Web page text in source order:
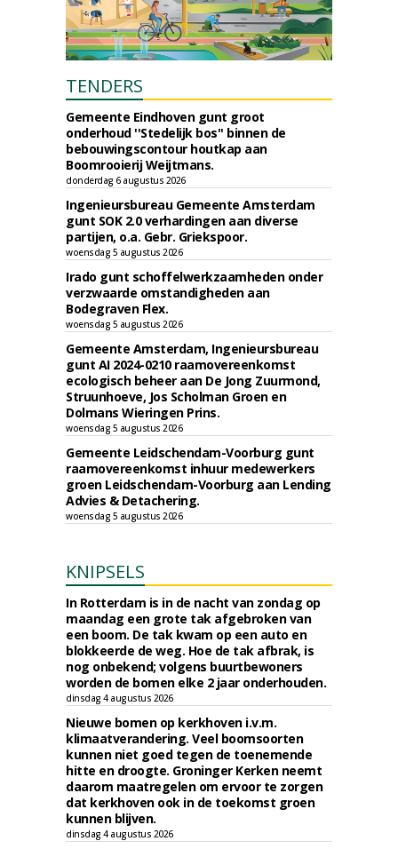
TENDERS
Gemeente Eindhoven gunt groot
onderhoud ''Stedelijk bos'' binnen de
bebouwingscontour houtkap aan
Boomrooierij Weijtmans.
donderdag 6 augustus 2026
Ingenieursbureau Gemeente Amsterdam
gunt SOK 2.0 verhardingen aan diverse
partijen, o.a. Gebr. Griekspoor.
woensdag 5 augustus 2026
Irado gunt schoffelwerkzaamheden onder
verzwaarde omstandigheden aan
Bodegraven Flex.
woensdag 5 augustus 2026
Gemeente Amsterdam, Ingenieursbureau
gunt AI 2024-0210 raamovereenkomst
ecologisch beheer aan De Jong Zuurmond,
Struunhoeve, Jos Scholman Groen en
Dolmans Wieringen Prins.
woensdag 5 augustus 2026
Gemeente Leidschendam-Voorburg gunt
raamovereenkomst inhuur medewerkers
groen Leidschendam-Voorburg aan Lending
Advies & Detachering.
woensdag 5 augustus 2026
KNIPSELS
In Rotterdam is in de nacht van zondag op
maandag een grote tak afgebroken van
een boom. De tak kwam op een auto en
blokkeerde de weg. Hoe de tak afbrak, is
nog onbekend; volgens buurtbewoners
worden de bomen elke 2 jaar onderhouden.
dinsdag 4 augustus 2026
Nieuwe bomen op kerkhoven i.v.m.
klimaatverandering. Veel boomsoorten
kunnen niet goed tegen de toenemende
hitte en droogte. Groninger Kerken neemt
daarom maatregelen om ervoor te zorgen
dat kerkhoven ook in de toekomst groen
kunnen blijven.
dinsdag 4 augustus 2026